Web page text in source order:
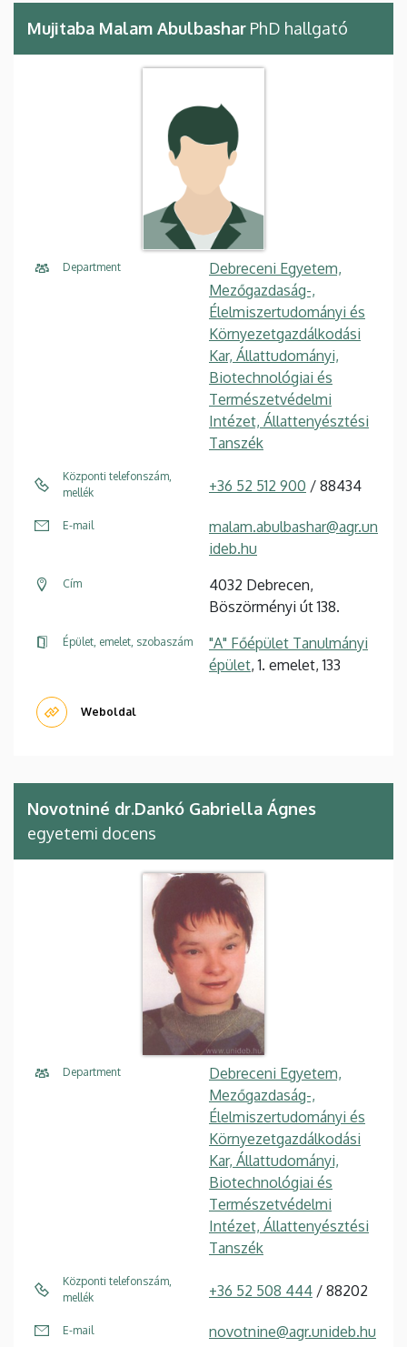
Mujitaba Malam Abulbashar PhD hallgató
Department
Debreceni Egyetem,
Mezőgazdaság-,
Élelmiszertudományi és
Környezetgazdálkodási
Kar, Állattudományi,
Biotechnológiai és
Természetvédelmi
Intézet, Állattenyésztési
Tanszék
Központi telefonszám,
mellék
+36 52 512 900 / 88434
E-mail
malam.abulbashar@agr.un
ideb.hu
Cím
4032 Debrecen,
Böszörményi út 138.
Épület, emelet, szobaszám
"A" Főépület Tanulmányi
épület, 1. emelet, 133
Weboldal
Novotniné dr.Dankó Gabriella Ágnes
egyetemi docens
Department
Debreceni Egyetem,
Mezőgazdaság-,
Élelmiszertudományi és
Környezetgazdálkodási
Kar, Állattudományi,
Biotechnológiai és
Természetvédelmi
Intézet, Állattenyésztési
Tanszék
Központi telefonszám,
mellék
+36 52 508 444 / 88202
E-mail novotnine@agr.unideb.hu